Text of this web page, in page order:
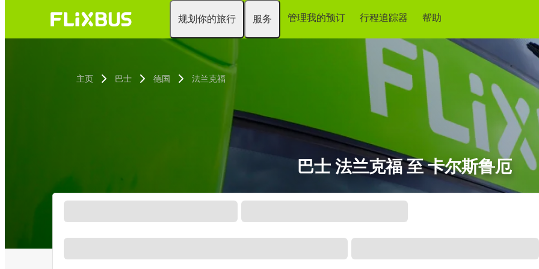
规划你的旅行 服务 管理我的预订 行程追踪器 帮助
主页 巴士 德国 法兰克福
巴士 法兰克福 至 卡尔斯鲁厄